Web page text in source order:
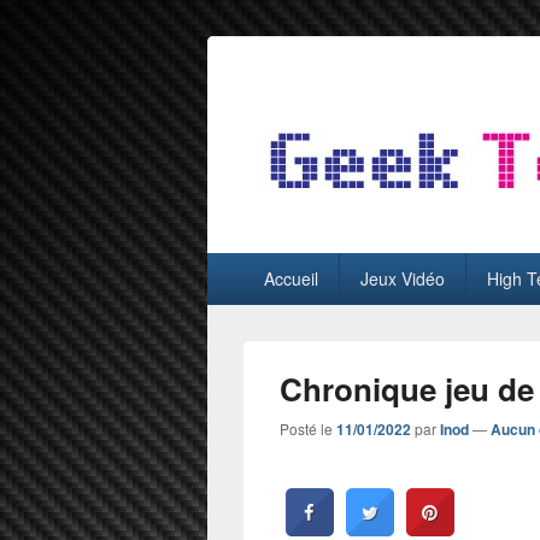
GeekTest
principalAccueil Jeux Vidéo High
Chronique jeu
Posté le 11/01/2022parInod—Aucun